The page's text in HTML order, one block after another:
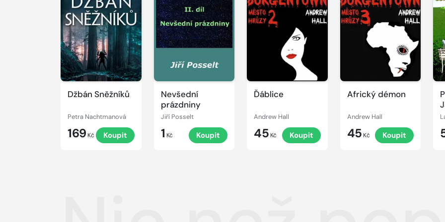
Džbán Sněžníků
Petra Nachtmanová
169 Kč Koupit
Nevšední
prázdniny
Jiří Posselt
1 Kč Koupit
Ďáblice
Andrew Hall
45 Kč Koupit
Africký démon
Andrew Hall
45 Kč Koupit